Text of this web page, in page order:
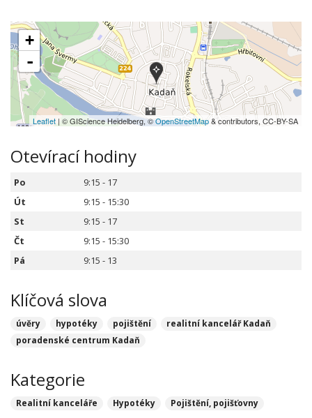
+
-
Leaflet | © GIScience Heidelberg, ©OpenStreetMap& contributors, CC-BY-SA
Otevírací hodiny
Po
9:15 - 17
Út
9:15 - 15:30
St
9:15 - 17
Čt
9:15 - 15:30
Pá
9:15 - 13
Klíčová slova
úvěry hypotéky pojištění
realitní kancelář Kadaň
poradenské centrum Kadaň
Kategorie
Realitní kanceláře Hypotéky Pojištění, pojišťovny